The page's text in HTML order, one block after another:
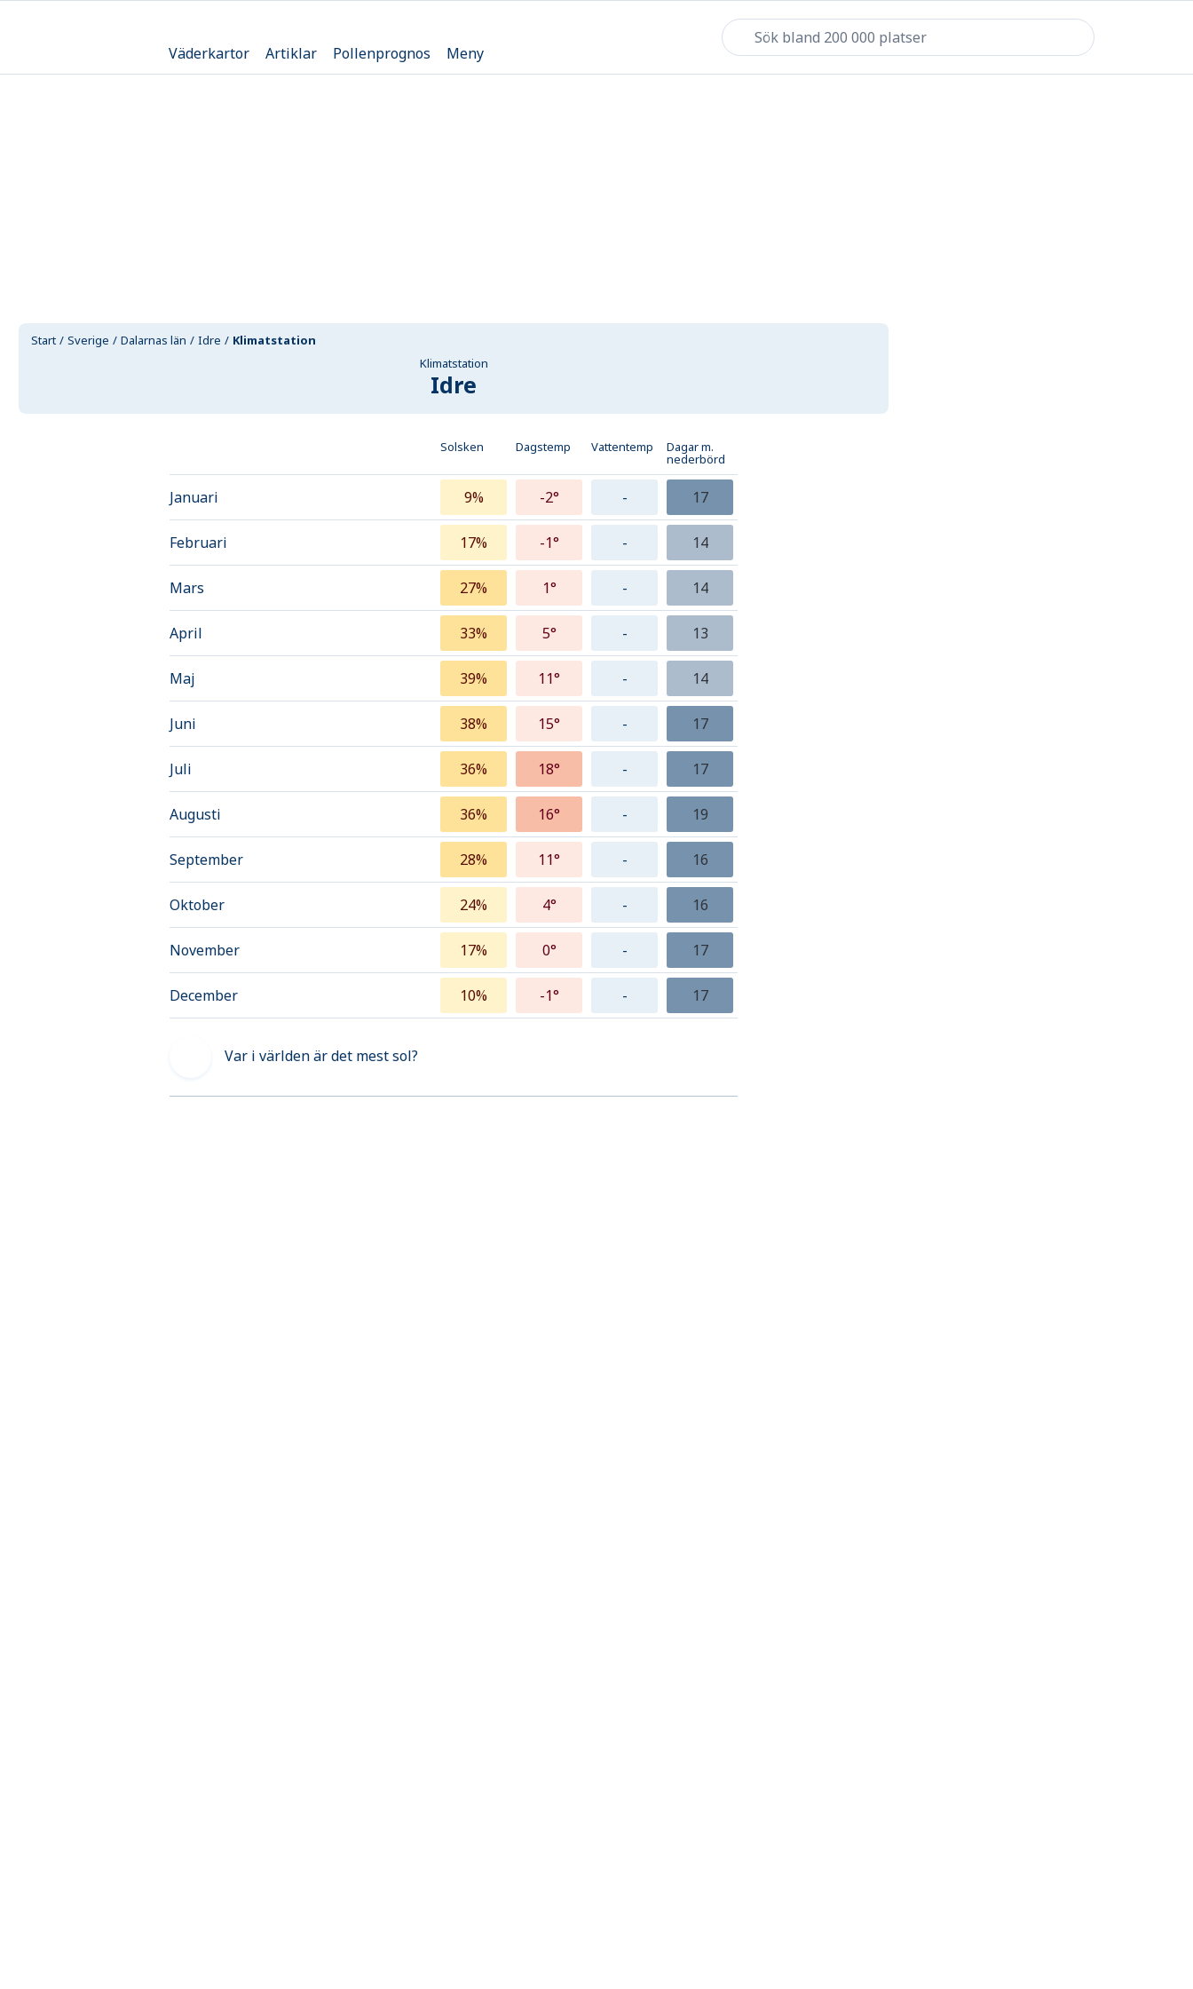
Väderkartor Artiklar Pollenprognos Meny
Start Sverige Dalarnas län Idre
Klimatstation
Klimatstation
Idre
Solsken Dagstemp Vattentemp Dagar m.
nederbörd
Januari 9% -2° - 17
Februari 17% -1° - 14
Mars 27% 1° - 14
April 33% 5° - 13
Maj 39% 11° - 14
Juni 38% 15° - 17
Juli 36% 18° - 17
Augusti 36% 16° - 19
September 28% 11° - 16
Oktober 24% 4° - 16
November 17% 0° - 17
December 10% -1° - 17
Var i världen är det mest sol?